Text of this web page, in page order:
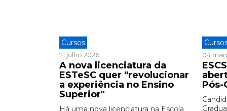
Cursos
21 julho 2026
A nova licenciatura da
ESTeSC quer "revolucionar
a experiência no Ensino
Superior"
Há uma nova licenciatura na Escola
04
Pós-